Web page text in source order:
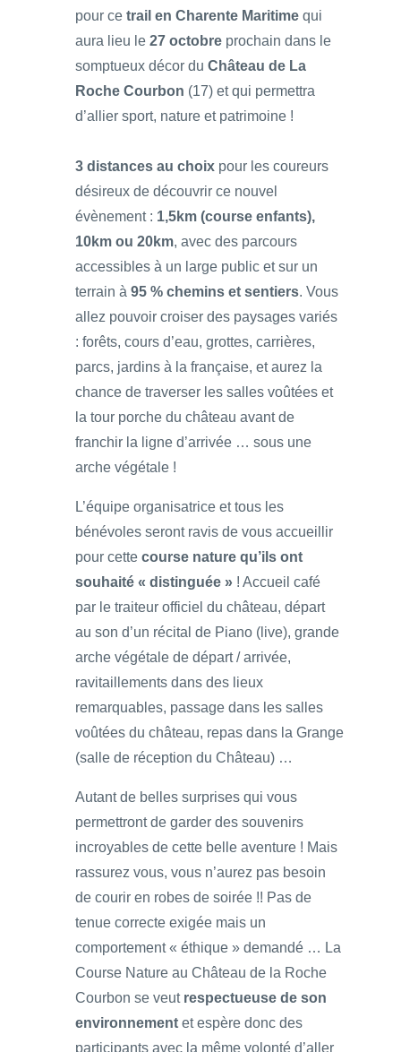
pour ce trail en Charente Maritime qui
aura lieu le 27 octobre prochain dans le
somptueux décor du Château de La
Roche Courbon (17) et qui permettra
d’allier sport, nature et patrimoine !
3 distances au choix pour les coureurs
désireux de découvrir ce nouvel
évènement : 1,5km (course enfants),
10km ou 20km, avec des parcours
accessibles à un large public et sur un
terrain à 95 % chemins et sentiers. Vous
allez pouvoir croiser des paysages variés
: forêts, cours d’eau, grottes, carrières,
parcs, jardins à la française, et aurez la
chance de traverser les salles voûtées et
la tour porche du château avant de
franchir la ligne d’arrivée … sous une
arche végétale !
L’équipe organisatrice et tous les
bénévoles seront ravis de vous accueillir
pour cette course nature qu’ils ont
souhaité « distinguée » ! Accueil café
par le traiteur officiel du château, départ
au son d’un récital de Piano (live), grande
arche végétale de départ / arrivée,
ravitaillements dans des lieux
remarquables, passage dans les salles
voûtées du château, repas dans la Grange
(salle de réception du Château) …
Autant de belles surprises qui vous
permettront de garder des souvenirs
incroyables de cette belle aventure ! Mais
rassurez vous, vous n’aurez pas besoin
de courir en robes de soirée !! Pas de
tenue correcte exigée mais un
comportement « éthique » demandé … La
Course Nature au Château de la Roche
Courbon se veut respectueuse de son
environnement et espère donc des
participants avec la même volonté d’aller